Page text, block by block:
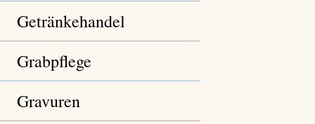
Getränkehandel
Grabpflege
Gravuren